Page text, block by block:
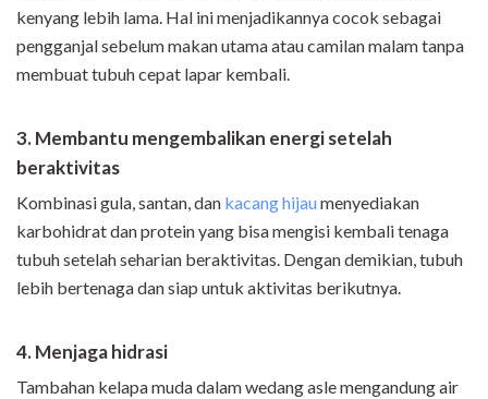
kenyang lebih lama. Hal ini menjadikannya cocok sebagai
pengganjal sebelum makan utama atau camilan malam tanpa
membuat tubuh cepat lapar kembali.
3. Membantu mengembalikan energi setelah
beraktivitas
Kombinasi gula, santan, dan kacang hijaumenyediakan
karbohidrat dan protein yang bisa mengisi kembali tenaga
tubuh setelah seharian beraktivitas. Dengan demikian, tubuh
lebih bertenaga dan siap untuk aktivitas berikutnya.
4. Menjaga hidrasi
Tambahan kelapa muda dalam wedang asle mengandung air